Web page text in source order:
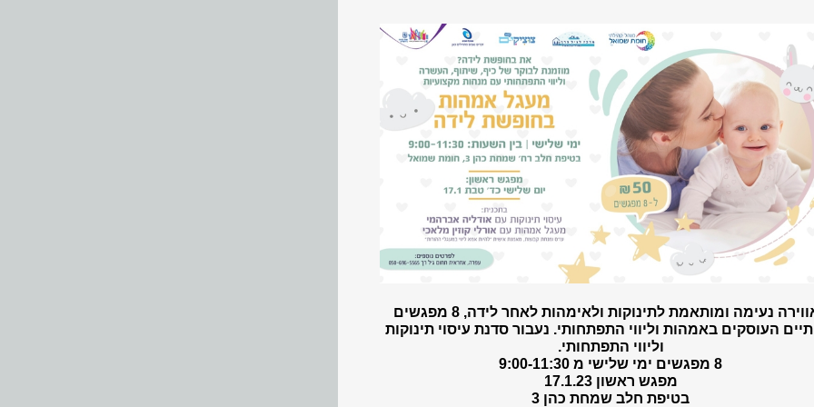
באווירה נעימה ומותאמת לתינוקות ולאימהות לאחר לידה, 8 מפגשים
העוסקים באמהות וליווי התפתחותי. נעבור סדנת עיסוי תינוקות
וליווי התפתחותי.
8 מפגשים ימי שלישי מ 9:00-11:30
מפגש ראשון 17.1.23
בטיפת חלב שמחת כהן 3